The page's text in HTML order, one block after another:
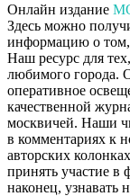
Онлайн издание
Здесь можно
информацию о том,
Наш ресурс для
любимого города.
оперативное
качественной
москвичей. Наши
в комментариях к
авторских
принять участие в
наконец, узнавать